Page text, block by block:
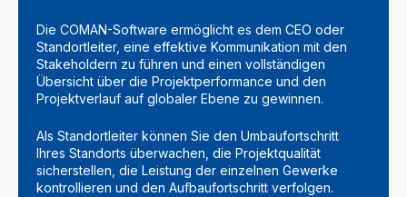
Die COMAN-Software ermöglicht es dem CEO oder
Standortleiter, eine effektive Kommunikation mit den
Stakeholdern zu führen und einen vollständigen
Übersicht über die Projektperformance und den
Projektverlauf auf globaler Ebene zu gewinnen.
Als Standortleiter können Sie den Umbaufortschritt
Ihres Standorts überwachen, die Projektqualität
sicherstellen, die Leistung der einzelnen Gewerke
kontrollieren und den Aufbaufortschritt verfolgen.